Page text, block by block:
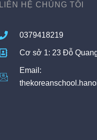
LIÊN HỆ CHÚNG TÔI
0379418219
Cơ sở 1: 23 Đỗ
Email: